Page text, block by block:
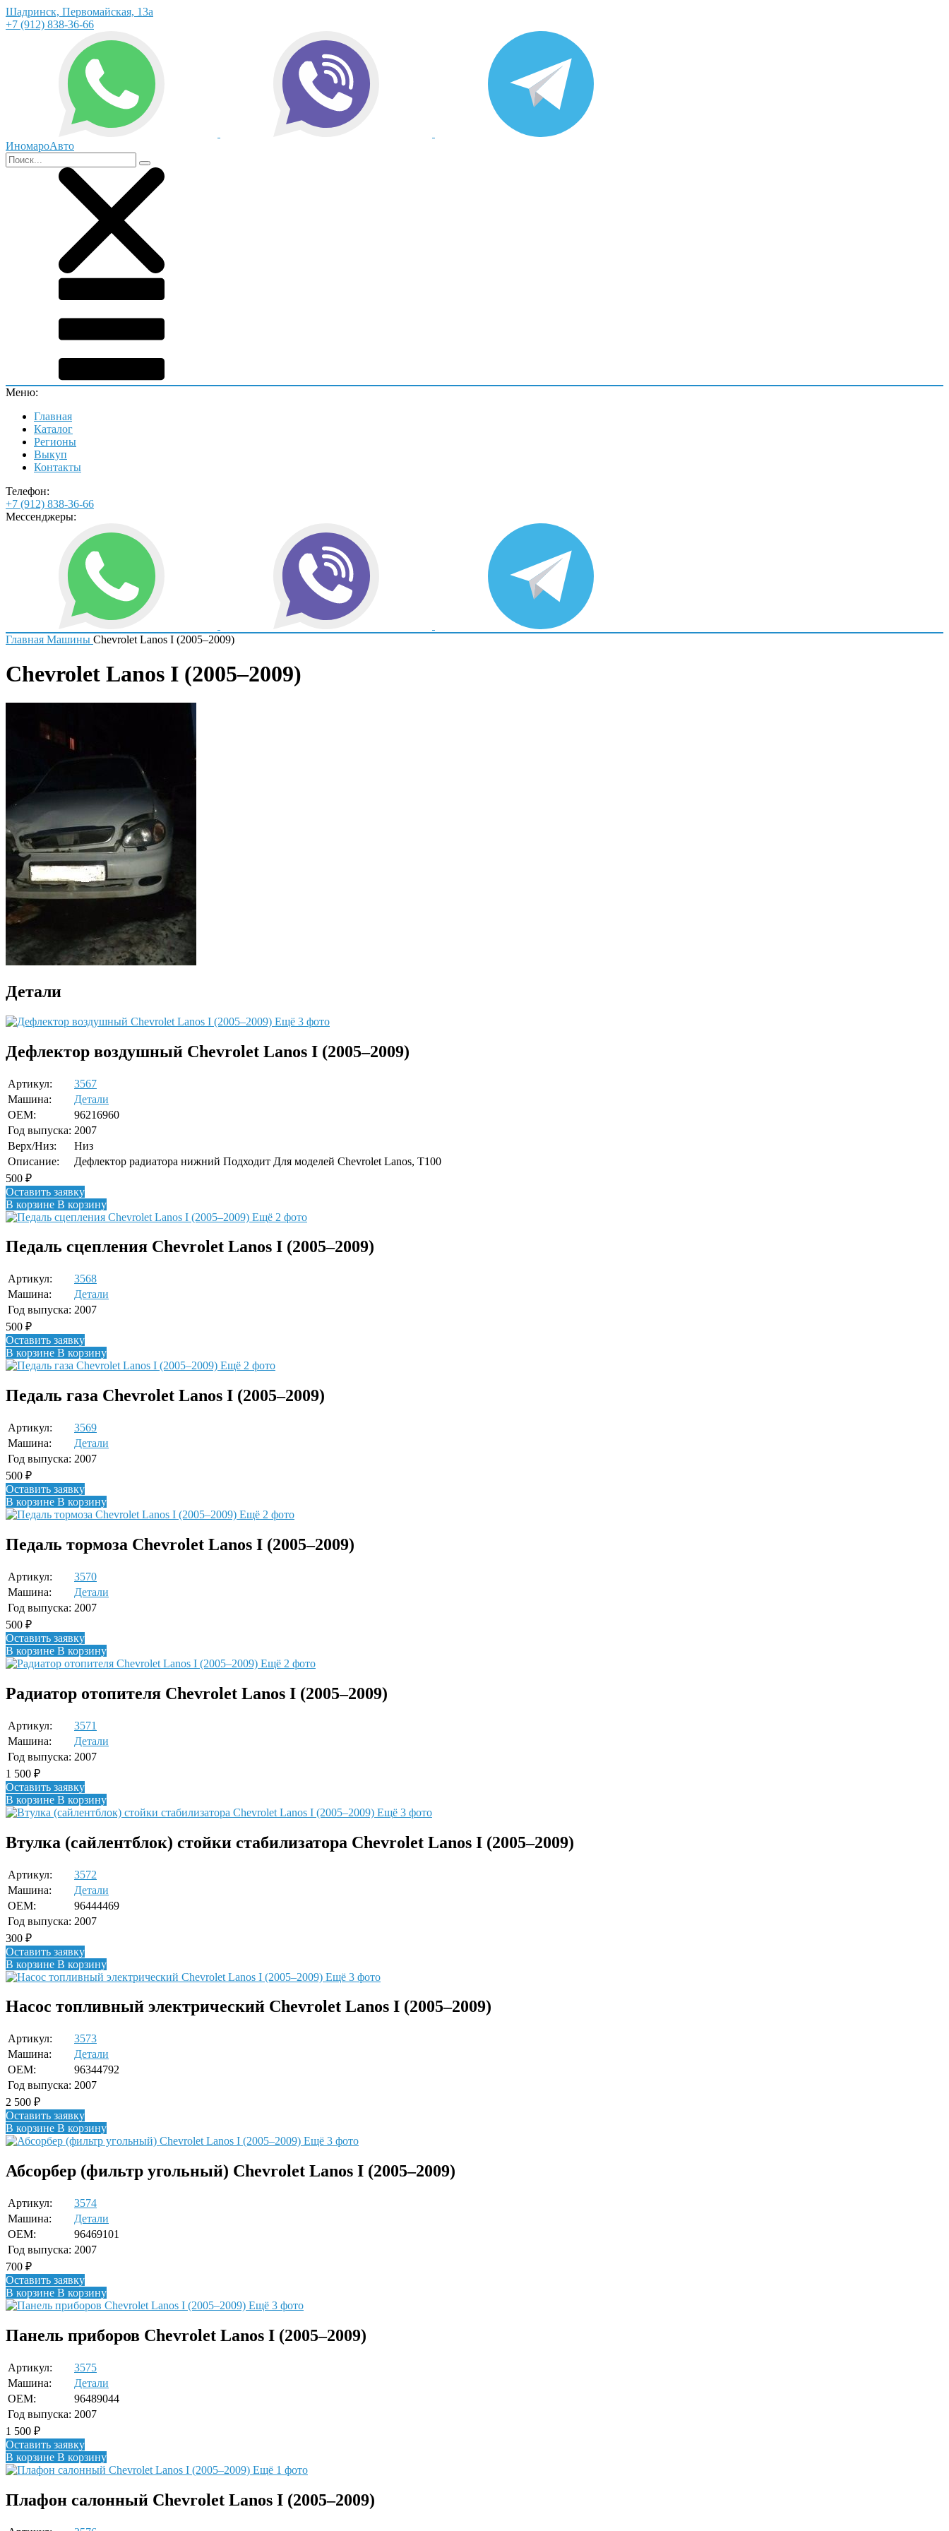
Шадринск, Первомайская, 13а
+7 (912) 838-36-66
ИномароАвто
Меню:
Главная
Каталог
Регионы
Выкуп
Контакты
Телефон:
+7 (912) 838-36-66
Мессенджеры:
Главная Машины Chevrolet Lanos I (2005–2009)
Chevrolet Lanos I (2005–2009)
Детали
Ещё 3 фото
Дефлектор воздушный Chevrolet Lanos I (2005–2009)
Артикул:
3567
Машина:
Детали
OEM:
96216960
Год выпуска: 2007
Верх/Низ:
Низ
Описание:
Дефлектор радиатора нижний Подходит Для моделей Chevrolet Lanos, T100
500 ₽
Оставить заявку
В корзине В корзину
Ещё 2 фото
Педаль сцепления Chevrolet Lanos I (2005–2009)
Артикул:
3568
Машина:
Детали
Год выпуска: 2007
500 ₽
Оставить заявку
В корзине В корзину
Ещё 2 фото
Педаль газа Chevrolet Lanos I (2005–2009)
Артикул:
3569
Машина:
Детали
Год выпуска: 2007
500 ₽
Оставить заявку
В корзине В корзину
Ещё 2 фото
Педаль тормоза Chevrolet Lanos I (2005–2009)
Артикул:
3570
Машина:
Детали
Год выпуска: 2007
500 ₽
Оставить заявку
В корзине В корзину
Ещё 2 фото
Радиатор отопителя Chevrolet Lanos I (2005–2009)
Артикул:
3571
Машина:
Детали
Год выпуска: 2007
1 500 ₽
Оставить заявку
В корзине В корзину
Ещё 3 фото
Втулка (сайлентблок) стойки стабилизатора Chevrolet Lanos I (2005–2009)
Артикул:
3572
Машина:
Детали
OEM:
96444469
Год выпуска: 2007
300 ₽
Оставить заявку
В корзине В корзину
Ещё 3 фото
Насос топливный электрический Chevrolet Lanos I (2005–2009)
Артикул:
3573
Машина:
Детали
OEM:
96344792
Год выпуска: 2007
2 500 ₽
Оставить заявку
В корзине В корзину
Ещё 3 фото
Абсорбер (фильтр угольный) Chevrolet Lanos I (2005–2009)
Артикул:
3574
Машина:
Детали
OEM:
96469101
Год выпуска: 2007
700 ₽
Оставить заявку
В корзине В корзину
Ещё 3 фото
Панель приборов Chevrolet Lanos I (2005–2009)
Артикул:
3575
Машина:
Детали
OEM:
96489044
Год выпуска: 2007
1 500 ₽
Оставить заявку
В корзине В корзину
Ещё 1 фото
Плафон салонный Chevrolet Lanos I (2005–2009)